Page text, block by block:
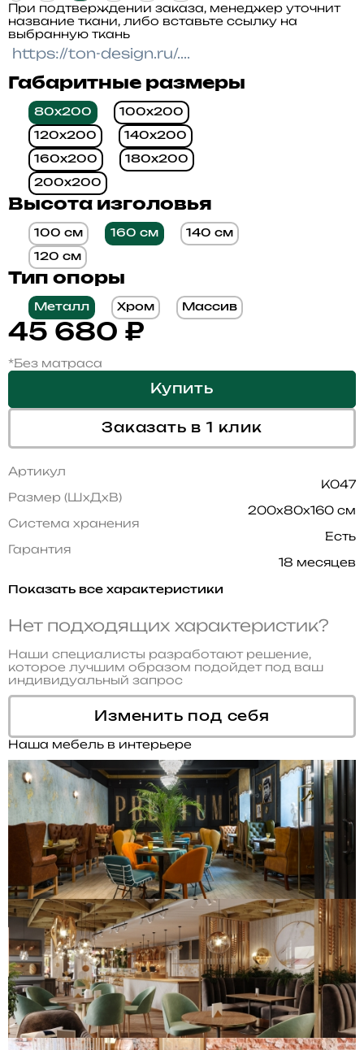
При подтверждении заказа, менеджер уточнит
название ткани, либо вставьте ссылку на
выбранную ткань
Габаритные размеры
80x200 100x200
120x200 140x200
160x200 180x200
200x200
Высота изголовья
100 см 160 см 140 см
120 см
Тип опоры
Металл Хром Массив
45 680 ₽
*Без матраса
Купить
Заказать в 1 клик
Артикул
K047
Размер (ШхДхВ)
200x80x160 см
Система хранения
Есть
Гарантия
18 месяцев
Показать все характеристики
Нет подходящих характеристик?
Наши специалисты разработают решение,
которое лучшим образом подойдет под ваш
индивидуальный запрос
Изменить под себя
Наша мебель в интерьере